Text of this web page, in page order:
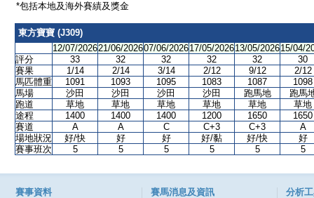
*包括本地及海外賽績及獎金
東方寶寶 (J309)
12/07/202621/06/202607/06/202617/05/202613/05/202615/04/
評分
33 32 32 32 32
30
賽果
1/14 2/14 3/14 2/12 9/12
2/12
馬匹體重
1091 1093 1095 1083 1087
1098
馬場
沙田 沙田 沙田 沙田 跑馬地
跑馬
跑道
草地 草地 草地 草地 草地
草地
途程
1400 1400 1400 1200 1650
1650
賽道
A A C C+3 C+3
A
場地狀況
好/快 好 好 好/黏 好/快
好
賽事班次
5 5 5 5 5 5
賽事資料 賽馬消息及資訊 分析